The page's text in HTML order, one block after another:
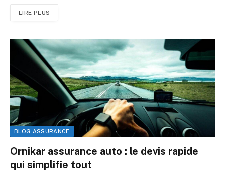
LIRE PLUS
BLOG ASSURANCE
Ornikar assurance auto : le devis rapide
qui simplifie tout